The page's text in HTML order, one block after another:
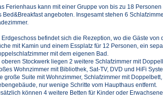
Ferienhaus kann mit einer Gruppe von bis zu 18
Bed&Breakfast angeboten. Insgesamt stehen 6
Erdgeschoss befindet sich die Rezeption, wo die Gäste
mit Kamin und einem Essplatz für 12 Personen, ein
mit dem eigenen Bad.
oberen Stockwerk liegen 2 weitere Schlafzimmer mit
Wohnzimmer mit Bibliothek, Sat-TV, DVD und HiFi
große Suite mit Wohnzimmer, Schlafzimmer mit
nur wenige Schritte vom Haupthaus entfernt.
können 4 weitere Betten für Kinder oder